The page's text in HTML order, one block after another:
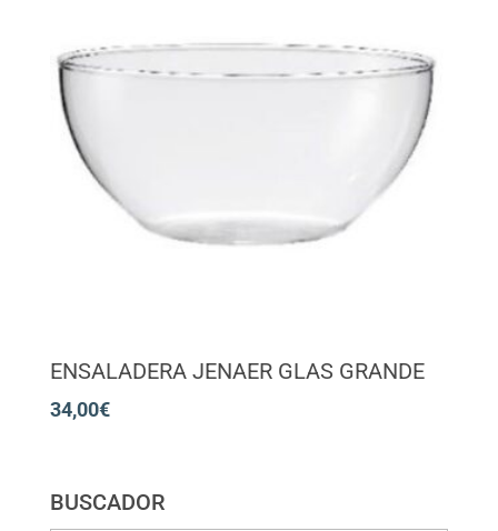
ENSALADERA JENAER GLAS GRANDE
34,00€
BUSCADOR